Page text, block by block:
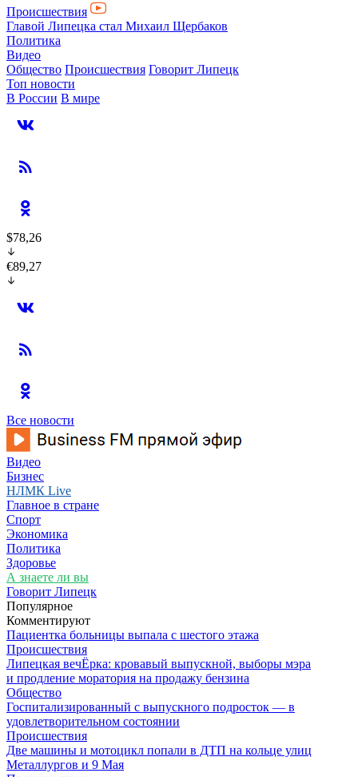
Происшествия
Главой Липецка стал Михаил Щербаков
Политика
Видео
Общество Происшествия Говорит Липецк
Топ новости
В России В мире
$78,26
€89,27
Все новости
Видео
Бизнес
НЛМК Live
Главное в стране
Спорт
Экономика
Политика
Здоровье
А знаете ли вы
Говорит Липецк
Популярное
Комментируют
Пациентка больницы выпала с шестого этажа
Происшествия
Липецкая вечЁрка: кровавый выпускной, выборы мэра
и продление моратория на продажу бензина
Общество
Госпитализированный с выпускного подросток — в
удовлетворительном состоянии
Происшествия
Две машины и мотоцикл попали в ДТП на кольце улиц
Металлургов и 9 Мая